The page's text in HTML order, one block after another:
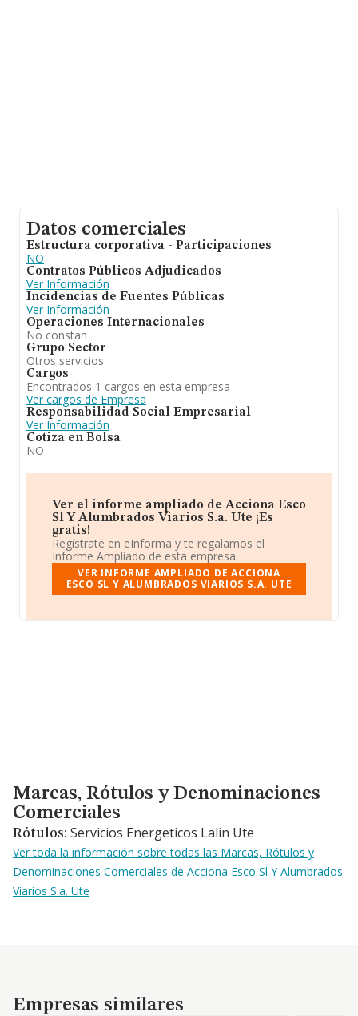
Datos comerciales
Estructura corporativa - Participaciones
NO
Contratos Públicos Adjudicados
Ver Información
Incidencias de Fuentes Públicas
Ver Información
Operaciones Internacionales
No constan
Grupo Sector
Otros servicios
Cargos
Encontrados 1 cargos en esta empresa
Ver cargos de Empresa
Responsabilidad Social Empresarial
Ver Información
Cotiza en Bolsa
NO
Ver el informe ampliado de Acciona Esco
Sl Y Alumbrados Viarios S.a. Ute ¡Es
gratis!
Regístrate en eInforma y te regalamos el
Informe Ampliado de esta empresa.
VER INFORME AMPLIADO DE ACCIONA
ESCO SL Y ALUMBRADOS VIARIOS S.A. UTE
Marcas, Rótulos y Denominaciones Comerciales
Marcas, Rótulos y Denominaciones
Comerciales
Rótulos: Servicios Energeticos Lalin Ute
Ver toda la información sobre todas las Marcas, Rótulos y
Denominaciones Comerciales de Acciona Esco Sl Y Alumbrados
Viarios S.a. Ute
Empresas similares
Empresas similares